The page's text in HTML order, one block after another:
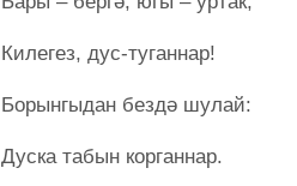
Килегез, дус-туганнар!
Борынгыдан бездә шулай:
Дуска табын корганнар.